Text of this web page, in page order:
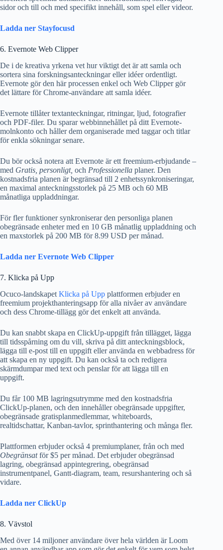
sidor och till och med specifikt innehåll, som spel eller videor.
Ladda ner Stayfocusd
6. Evernote Web Clipper
De i de kreativa yrkena vet hur viktigt det är att samla och
sortera sina forskningsanteckningar eller idéer ordentligt.
Evernote gör den här processen enkel och Web Clipper gör
det lättare för Chrome-användare att samla idéer.
Evernote tillåter textanteckningar, ritningar, ljud, fotografier
och PDF-filer. Du sparar webbinnehållet på ditt Evernote-
molnkonto och håller dem organiserade med taggar och titlar
för enkla sökningar senare.
Du bör också notera att Evernote är ett freemium-erbjudande –
med Gratis, personligt, och Professionella planer. Den
kostnadsfria planen är begränsad till 2 enhetssynkroniseringar,
en maximal anteckningsstorlek på 25 MB och 60 MB
månatliga uppladdningar.
För fler funktioner synkroniserar den personliga planen
obegränsade enheter med en 10 GB månatlig uppladdning och
en maxstorlek på 200 MB för 8.99 USD per månad.
Ladda ner Evernote Web Clipper
7. Klicka på Upp
Ocuco-landskapet Klicka på Upp plattformen erbjuder en
freemium projekthanteringsapp för alla nivåer av användare
och dess Chrome-tillägg gör det enkelt att använda.
Du kan snabbt skapa en ClickUp-uppgift från tillägget, lägga
till tidsspårning om du vill, skriva på ditt anteckningsblock,
lägga till e-post till en uppgift eller använda en webbadress för
att skapa en ny uppgift. Du kan också ta och redigera
skärmdumpar med text och penslar för att lägga till en
uppgift.
Du får 100 MB lagringsutrymme med den kostnadsfria
ClickUp-planen, och den innehåller obegränsade uppgifter,
obegränsade gratisplanmedlemmar, whiteboards,
realtidschattar, Kanban-tavlor, sprinthantering och många fler.
Plattformen erbjuder också 4 premiumplaner, från och med
Obegränsatför $5 per månad. Det erbjuder obegränsad
lagring, obegränsad appintegrering, obegränsad
instrumentpanel, Gantt-diagram, team, resurshantering och så
vidare.
Ladda ner ClickUp
8. Vävstol
Med över 14 miljoner användare över hela världen är Loom